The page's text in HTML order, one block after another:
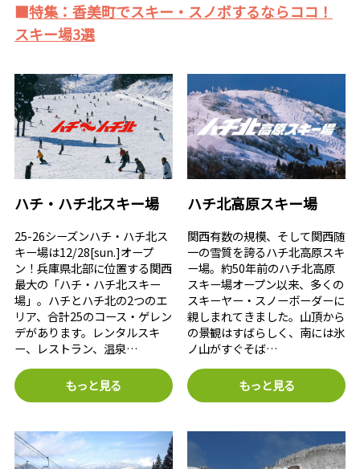
■特集：香美町でスキー・スノボするならココ！
スキー場3選
ハチ・ハチ北スキー場
25-26シーズンハチ・ハチ北ス
キー場は12/28[sun.]オープ
ン！兵庫県北部に位置する関西
最大の「ハチ・ハチ北スキー
場」。ハチとハチ北の2つのエ
リア、合計25のコース・ゲレン
デがあります。レンタルスキ
ー、レストラン、温泉…
もっと見る
ハチ北高原スキー場
関西有数の規模、そして関西随
一の雪質を誇るハチ北高原スキ
ー場。約50年前のハチ北高原
スキー場オープン以来、多くの
スキーヤー・スノーボーダーに
親しまれてきました。山頂から
の景観はすばらしく、南には氷
ノ山がすぐそば…
もっと見る